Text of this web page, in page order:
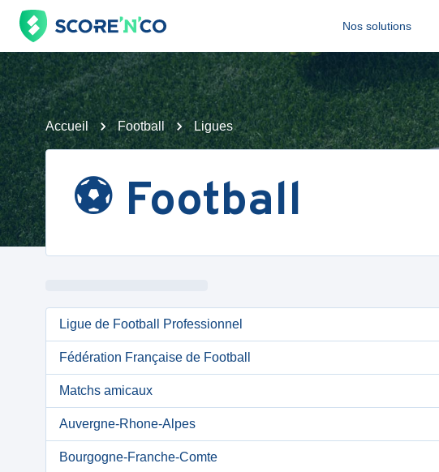
Nos solutions
Accueil Football Ligues
⚽️ Football
Ligue de Football Professionnel
Fédération Française de Football
Matchs amicaux
Auvergne-Rhone-Alpes
Bourgogne-Franche-Comte